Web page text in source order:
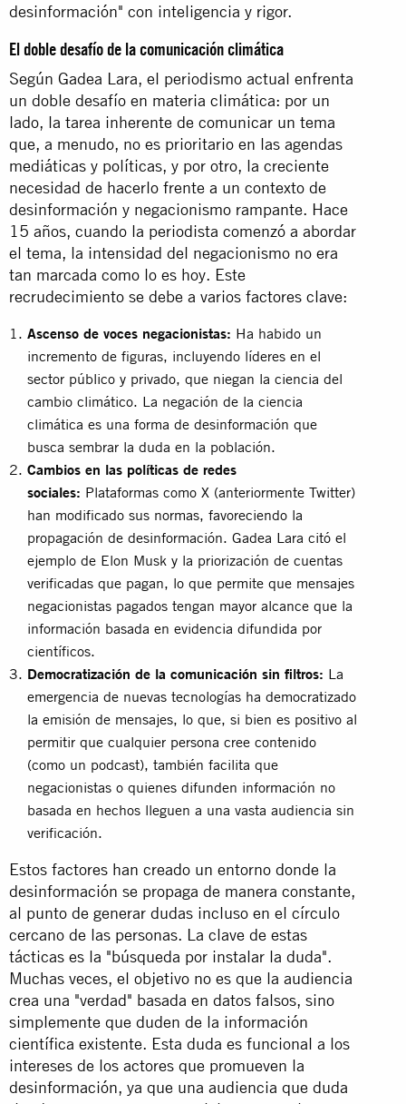
desinformación" con inteligencia y rigor.
El doble desafío de la comunicación climática
Según Gadea Lara, el periodismo actual enfrenta
un doble desafío en materia climática: por un
lado, la tarea inherente de comunicar un tema
que, a menudo, no es prioritario en las agendas
mediáticas y políticas, y por otro, la creciente
necesidad de hacerlo frente a un contexto de
desinformación y negacionismo rampante. Hace
15 años, cuando la periodista comenzó a abordar
el tema, la intensidad del negacionismo no era
tan marcada como lo es hoy. Este
recrudecimiento se debe a varios factores clave:
Ascenso de voces negacionistas: Ha habido un
incremento de figuras, incluyendo líderes en el
sector público y privado, que niegan la ciencia del
cambio climático. La negación de la ciencia
climática es una forma de desinformación que
busca sembrar la duda en la población.
Cambios en las políticas de redes
sociales: Plataformas como X (anteriormente Twitter)
han modificado sus normas, favoreciendo la
propagación de desinformación. Gadea Lara citó el
ejemplo de Elon Musk y la priorización de cuentas
verificadas que pagan, lo que permite que mensajes
negacionistas pagados tengan mayor alcance que la
información basada en evidencia difundida por
científicos.
Democratización de la comunicación sin filtros: La
emergencia de nuevas tecnologías ha democratizado
la emisión de mensajes, lo que, si bien es positivo al
permitir que cualquier persona cree contenido
(como un podcast), también facilita que
negacionistas o quienes difunden información no
basada en hechos lleguen a una vasta audiencia sin
verificación.
Estos factores han creado un entorno donde la
desinformación se propaga de manera constante,
al punto de generar dudas incluso en el círculo
cercano de las personas. La clave de estas
tácticas es la "búsqueda por instalar la duda".
Muchas veces, el objetivo no es que la audiencia
crea una "verdad" basada en datos falsos, sino
simplemente que duden de la información
científica existente. Esta duda es funcional a los
intereses de los actores que promueven la
desinformación, ya que una audiencia que duda